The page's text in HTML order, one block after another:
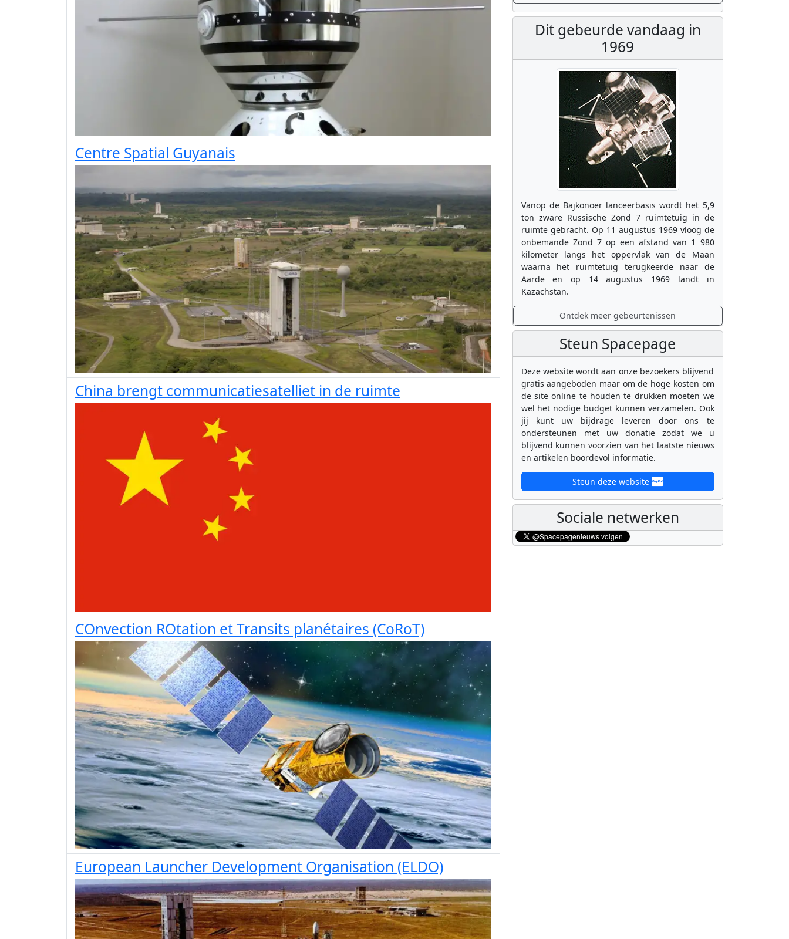
Centre Spatial Guyanais
China brengt communicatiesatelliet in de ruimte
COnvection ROtation et Transits planétaires (CoRoT)
European Launcher Development Organisation (ELDO)
Dit gebeurde vandaag in
1969
Vanop de Bajkonoer lanceerbasis wordt het 5,9
ton zware Russische Zond 7 ruimtetuig in de
ruimte gebracht. Op 11 augustus 1969 vloog de
onbemande Zond 7 op een afstand van 1 980
kilometer langs het oppervlak van de Maan
waarna het ruimtetuig terugkeerde naar de
Aarde en op 14 augustus 1969 landt in
Kazachstan.
Ontdek meer gebeurtenissen
Steun Spacepage
Deze website wordt aan onze bezoekers blijvend
gratis aangeboden maar om de hoge kosten om
de site online te houden te drukken moeten we
wel het nodige budget kunnen verzamelen. Ook
jij kunt uw bijdrage leveren door ons te
ondersteunen met uw donatie zodat we u
blijvend kunnen voorzien van het laatste nieuws
en artikelen boordevol informatie.
Steun deze website
Sociale netwerken